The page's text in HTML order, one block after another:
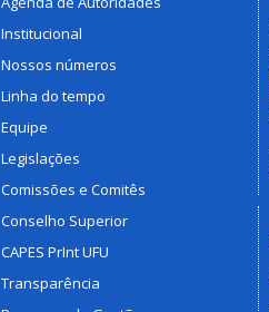
Institucional
Nossos números
Linha do tempo
Equipe
Legislações
Comissões e Comitês
Conselho Superior
CAPES PrInt UFU
Transparência